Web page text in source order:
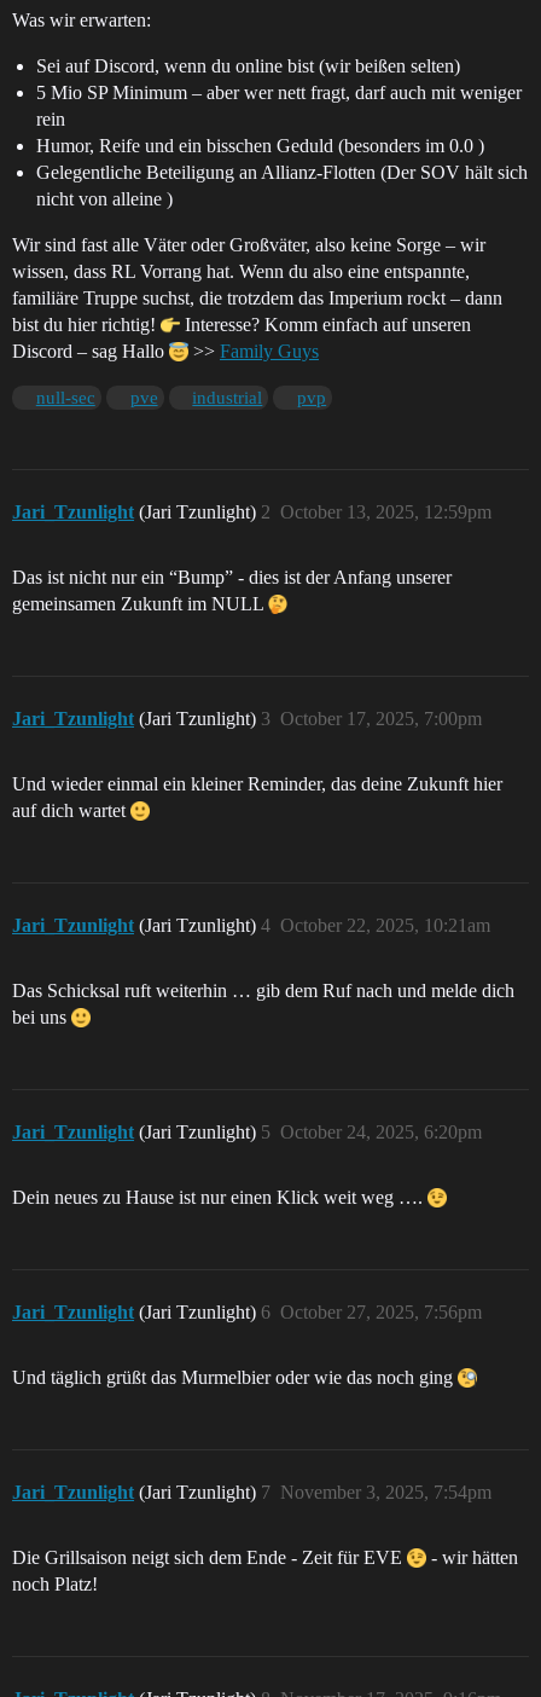
Was wir erwarten:
Sei auf Discord, wenn du online bist (wir beißen selten)
5 Mio SP Minimum – aber wer nett fragt, darf auch mit weniger
rein
Humor, Reife und ein bisschen Geduld (besonders im 0.0 )
Gelegentliche Beteiligung an Allianz-Flotten (Der SOV hält sich
nicht von alleine )
Wir sind fast alle Väter oder Großväter, also keine Sorge – wir
wissen, dass RL Vorrang hat. Wenn du also eine entspannte,
familiäre Truppe suchst, die trotzdem das Imperium rockt – dann
bist du hier richtig!
Interesse? Komm einfach auf unseren
Discord – sag Hallo
>> Family Guys
null-sec pve industrial pvp
Jari_Tzunlight (Jari Tzunlight) October 13, 2025, 12:59pm
2
Das ist nicht nur ein “Bump” - dies ist der Anfang unserer
gemeinsamen Zukunft im NULL
Jari_Tzunlight (Jari Tzunlight) October 17, 2025, 7:00pm
3
Und wieder einmal ein kleiner Reminder, das deine Zukunft hier
auf dich wartet
Jari_Tzunlight (Jari Tzunlight) October 22, 2025, 10:21am
4
Das Schicksal ruft weiterhin … gib dem Ruf nach und melde dich
bei uns
Jari_Tzunlight (Jari Tzunlight) October 24, 2025, 6:20pm
5
Dein neues zu Hause ist nur einen Klick weit weg ….
Jari_Tzunlight (Jari Tzunlight) October 27, 2025, 7:56pm
6
Und täglich grüßt das Murmelbier oder wie das noch ging
Jari_Tzunlight (Jari Tzunlight) November 3, 2025, 7:54pm
7
Die Grillsaison neigt sich dem Ende - Zeit für EVE
- wir hätten
noch Platz!